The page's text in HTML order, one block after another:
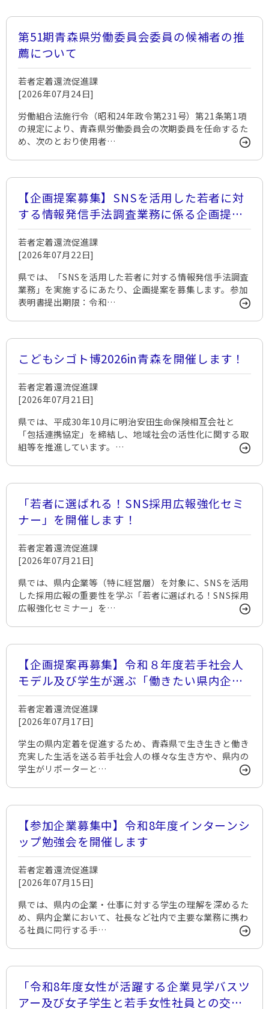
第51期青森県労働委員会委員の候補者の推
薦について
若者定着還流促進課
[2026年07月24日]
労働組合法施行令（昭和24年政令第231号）第21条第1項
の規定により、青森県労働委員会の次期委員を任命するた
め、次のとおり使用者…
【企画提案募集】SNSを活用した若者に対
する情報発信手法調査業務に係る企画提案
を募集します
若者定着還流促進課
[2026年07月22日]
県では、「SNSを活用した若者に対する情報発信手法調査
業務」を実施するにあたり、企画提案を募集します。参加
表明書提出期限：令和…
こどもシゴト博2026in青森を開催します！
若者定着還流促進課
[2026年07月21日]
県では、平成30年10月に明治安田生命保険相互会社と
「包括連携協定」を締結し、地域社会の活性化に関する取
組等を推進しています。…
「若者に選ばれる！SNS採用広報強化セミ
ナー」を開催します！
若者定着還流促進課
[2026年07月21日]
県では、県内企業等（特に経営層）を対象に、SNSを活用
した採用広報の重要性を学ぶ「若者に選ばれる！SNS採用
広報強化セミナー」を…
【企画提案再募集】令和８年度若手社会人
モデル及び学生が選ぶ「働きたい県内企
業」の情報発信業務に係る企画提案を募集
します
若者定着還流促進課
[2026年07月17日]
学生の県内定着を促進するため、青森県で生き生きと働き
充実した生活を送る若手社会人の様々な生き方や、県内の
学生がリポーターと…
【参加企業募集中】令和8年度インターンシ
ップ勉強会を開催します
若者定着還流促進課
[2026年07月15日]
県では、県内の企業・仕事に対する学生の理解を深めるた
め、県内企業において、社長など社内で主要な業務に携わ
る社員に同行する手…
「令和8年度女性が活躍する企業見学バスツ
アー及び女子学生と若手女性社員との交流